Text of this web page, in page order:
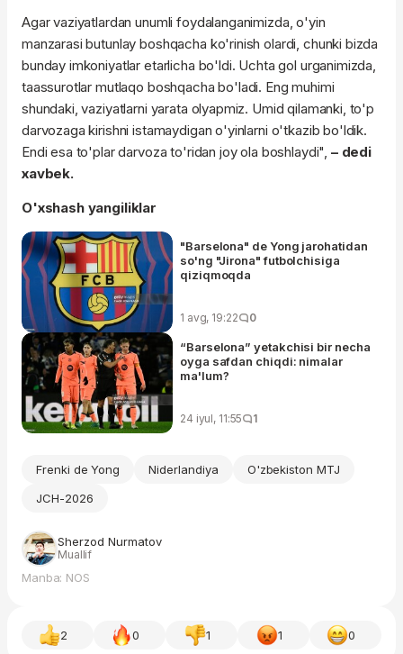
Agar vaziyatlardan unumli foydalanganimizda, o'yin
manzarasi butunlay boshqacha ko'rinish olardi, chunki bizda
bunday imkoniyatlar etarlicha bo'ldi. Uchta gol urganimizda,
taassurotlar mutlaqo boshqacha bo'ladi. Eng muhimi
shundaki, vaziyatlarni yarata olyapmiz. Umid qilamanki, to'p
darvozaga kirishni istamaydigan o'yinlarni o'tkazib bo'ldik.
Endi esa to'plar darvoza to'ridan joy ola boshlaydi", – dedi
xavbek.
O'xshash yangiliklar
"Barselona" de Yong jarohatidan
so'ng "Jirona" futbolchisiga
qiziqmoqda
1 avg, 19:22 0
“Barselona” yetakchisi bir necha
oyga safdan chiqdi: nimalar
ma'lum?
24 iyul, 11:55 1
Frenki de Yong Niderlandiya
O'zbekiston MTJ
JCH-2026
Sherzod Nurmatov
Muallif
Manba: NOS
2 0 1 1 0